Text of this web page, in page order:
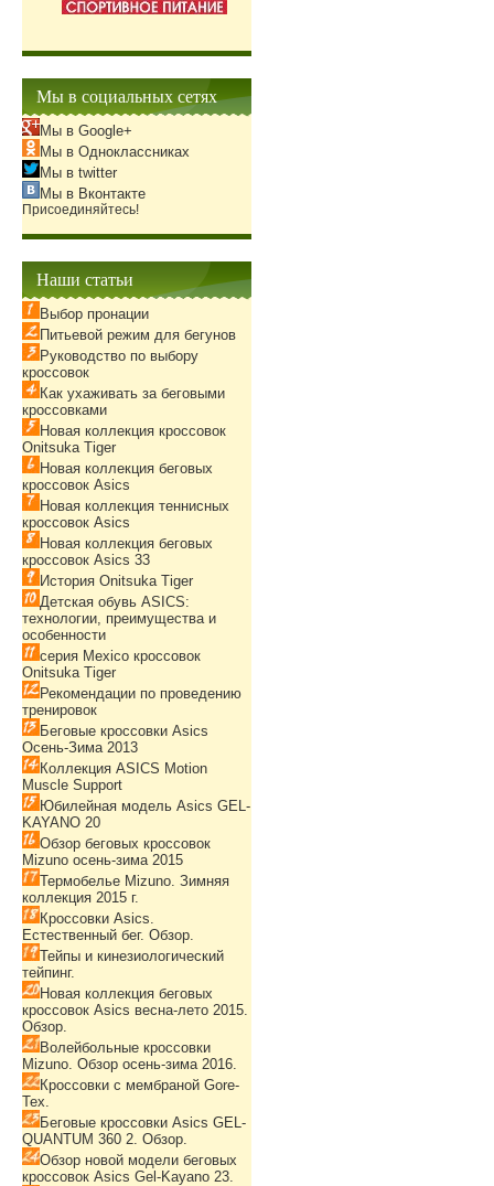
Мы в социальных сетях
Мы в Google+
Мы в Одноклассниках
Мы в twitter
Мы в Вконтакте
Присоединяйтесь!
Наши статьи
Выбор пронации
Питьевой режим для бегунов
Руководство по выбору
кроссовок
Как ухаживать за беговыми
кроссовками
Новая коллекция кроссовок
Onitsuka Tiger
Новая коллекция беговых
кроссовок Asics
Новая коллекция теннисных
кроссовок Asics
Новая коллекция беговых
кроссовок Asics 33
История Onitsuka Tiger
Детская обувь ASICS:
технологии, преимущества и
особенности
серия Mexico кроссовок
Onitsuka Tiger
Рекомендации по проведению
тренировок
Беговые кроссовки Asics
Осень-Зима 2013
Коллекция ASICS Motion
Muscle Support
Юбилейная модель Asics GEL-
KAYANO 20
Обзор беговых кроссовок
Mizuno осень-зима 2015
Термобелье Mizuno. Зимняя
коллекция 2015 г.
Кроссовки Asics.
Естественный бег. Обзор.
Тейпы и кинезиологический
тейпинг.
Новая коллекция беговых
кроссовок Asics весна-лето 2015.
Обзор.
Волейбольные кроссовки
Mizuno. Обзор осень-зима 2016.
Кроссовки с мембраной Gore-
Tex.
Беговые кроссовки Asics GEL-
QUANTUM 360 2. Обзор.
Обзор новой модели беговых
кроссовок Asics Gel-Kayano 23.